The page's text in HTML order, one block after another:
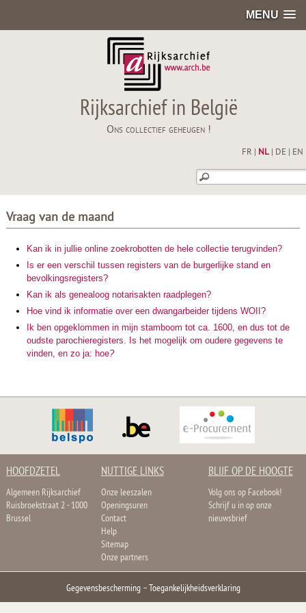
MENU
Rijksarchief in België
Ons collectief geheugen !
FR NL| DE EN
Vraag van de maand
Kan ik in jullie online zoekrobotten de hele collectie terugvinden?
Is er een verschil tussen registers van de burgerlijke stand en
bevolkingsregisters?
Kan ik als genealoog notarisakten raadplegen?
Hoe vind ik informatie over een dwangarbeider tijdens WOII?
Ik ben opgeklommen in mijn stamboom tot ca. 1600, en dus tot de
oudste parochieregisters. Is het mogelijk om oudere gegevens te
vinden, en zo ja: hoe?
HOOFDZETEL
Algemeen Rijksarchief
Ruisbroekstraat 2 - 1000
Brussel
NUTTIGE LINKS
Onze leeszalen
Openingsuren
Contact
Help
Sitemap
Onze partners
BLIJF OP DE HOOGTE
Volg ons op Facebook!
Schrijf u in op onze
nieuwsbrief
Gegevensbescherming–Toegankelijkheidsverklaring